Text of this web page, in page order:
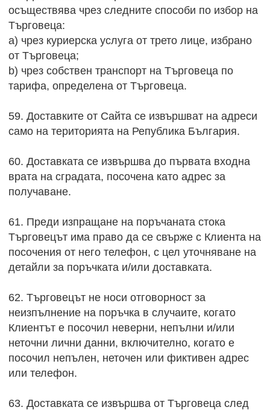
осъществява чрез следните способи по избор на
Търговеца:
a) чрез куриерска услуга от трето лице, избрано
от Търговеца;
b) чрез собствен транспорт на Търговеца по
тарифа, определена от Търговеца.
59. Доставките от Сайта се извършват на адреси
само на територията на Република България.
60. Доставката се извършва до първата входна
врата на сградата, посочена като адрес за
получаване.
61. Преди изпращане на поръчаната стока
Търговецът има право да се свърже с Клиента на
посочения от него телефон, с цел уточняване на
детайли за поръчката и/или доставката.
62. Търговецът не носи отговорност за
неизпълнение на поръчка в случаите, когато
Клиентът е посочил неверни, непълни и/или
неточни лични данни, включително, когато е
посочил непълен, неточен или фиктивен адрес
или телефон.
63. Доставката се извършва от Търговеца след